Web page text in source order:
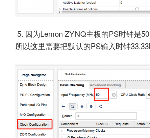
5. 因为Lemon ZYNQ主板的PS时钟是
所以这里需要把默认的PS输入时钟